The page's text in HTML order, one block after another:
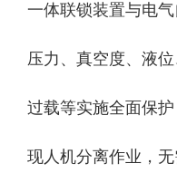
一体联锁装置与电气
压力、真空度、液
过载等实施全面保
现人机分离作业，无